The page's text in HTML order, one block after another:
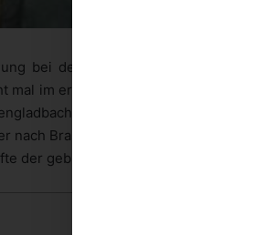
bei der Kadernominierung für
mal im erweiterten
dürfte es auch zu seiner
nach Brasilien geschafft haben.
der gebürtige Solinger für fragende